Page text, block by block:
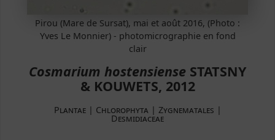
Pirou (Mare de Sursat), mai et août 2016, (Photo :
Yves Le Monnier) - photomicrographie en fond
clair
Cosmarium hostensiense STATSNY
& KOUWETS, 2012
Plantae | Chlorophyta | Zygnematales |
Desmidiaceae